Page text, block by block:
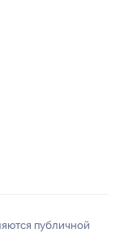
публичной